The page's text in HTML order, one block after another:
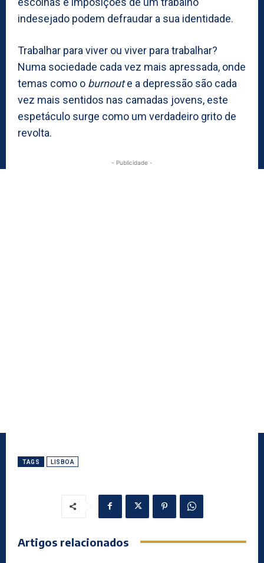
indesejado podem defraudar a sua identidade.
Trabalhar para viver ou viver para trabalhar?
Numa sociedade cada vez mais apressada, onde
temas como o burnoute a depressão são cada
vez mais sentidos nas camadas jovens, este
espetáculo surge como um verdadeiro grito de
revolta.
- Publicidade -
TAGS LISBOA
Artigos relacionados